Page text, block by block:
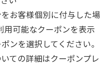
お客様個別に付与した場
用可能なクーポンを表示
ンを選択してください。
ての詳細はクーポンプレ